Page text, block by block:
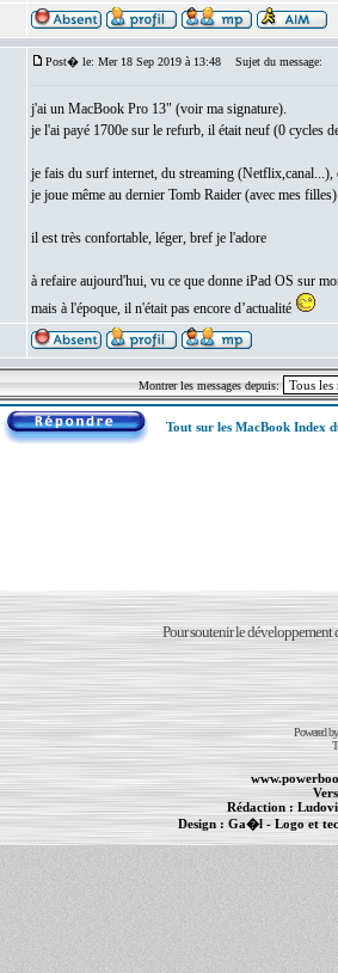
Post� le: Mer 18 Sep 2019 à 13:48 Sujet du message:
j'ai un MacBook Pro 13" (voir ma signature).
je l'ai payé 1700e sur le refurb, il était neuf (0 cycles
je fais du surf internet, du streaming
je joue même au dernier Tomb Raider (avec mes filles)
il est très confortable, léger, bref je l'adore
à refaire aujourd'hui, vu ce que donne iPad OS sur
mais à l'époque, il n'était pas encore d’actualité
Montrer les messages depuis:
Tout sur les MacBook Index
Pour soutenir le développement
Powered
Rédaction :
Design : Ga�l- Logo et
Informations : PowerBook -